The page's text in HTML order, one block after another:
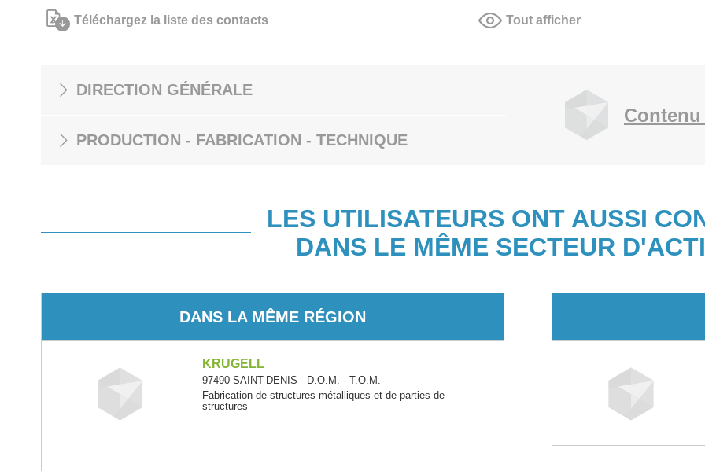
Téléchargez la liste des contacts Tout afficher
DIRECTION GÉNÉRALE
PRODUCTION - FABRICATION - TECHNIQUE
LES UTILISATEURS ONT AUSSI
DANS LE MÊME SECTEUR
DANS LA MÊME RÉGION
KRUGELL
97490 SAINT-DENIS - D.O.M. - T.O.M.
Fabrication de structures métalliques et de parties de
structures